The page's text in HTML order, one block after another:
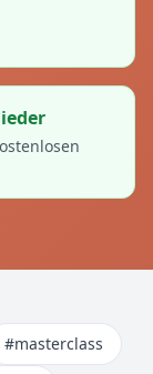
#masterclass